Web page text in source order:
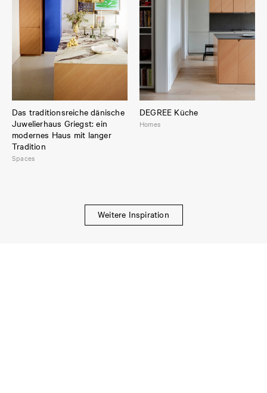
Das traditionsreiche dänische
Juwelierhaus Griegst: ein
modernes Haus mit langer
Tradition
Spaces
DEGREE Küche
Homes
Weitere Inspiration